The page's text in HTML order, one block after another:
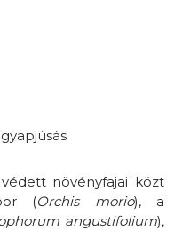
növényfajai közt
(Orchis morio), a
angustifolium),